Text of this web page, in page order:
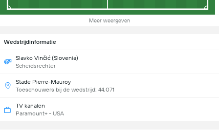
Meer weergeven
Wedstrijdinformatie
Slavko Vinčić (Slovenia)
Scheidsrechter
Stade Pierre-Mauroy
Toeschouwers bij de wedstrijd: 44,071
TV kanalen
Paramount+ - USA